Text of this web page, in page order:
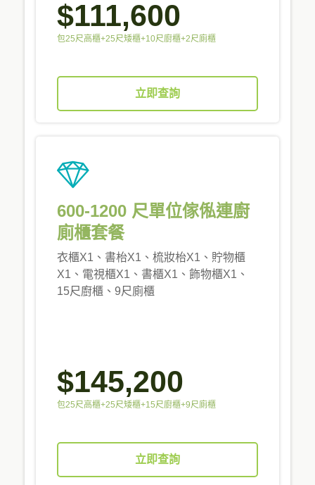
$111,600
包25尺高櫃+25尺矮櫃+10尺廚櫃+2尺廁櫃
立即查詢
600-1200 尺單位傢俬連廚
廁櫃套餐
衣櫃X1、書枱X1、梳妝枱X1、貯物櫃
X1、電視櫃X1、書櫃X1、飾物櫃X1、
15尺廚櫃、9尺廁櫃
$145,200
包25尺高櫃+25尺矮櫃+15尺廚櫃+9尺廁櫃
立即查詢